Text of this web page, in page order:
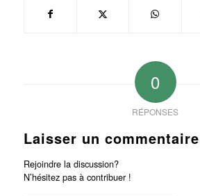
0
RÉPONSES
Laisser un commentaire
Rejoindre la discussion?
N’hésitez pas à contribuer !